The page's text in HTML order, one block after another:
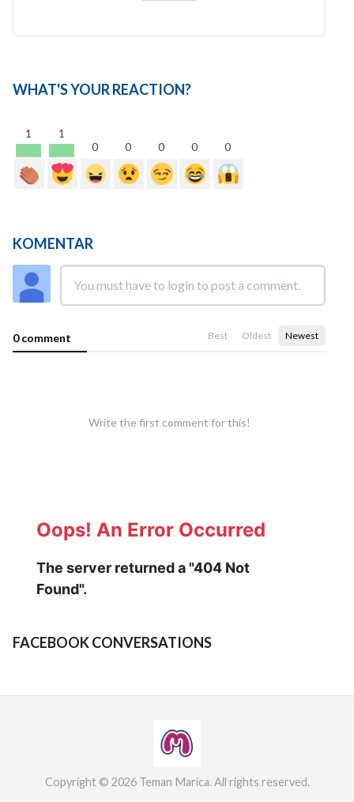
WHAT'S YOUR REACTION?
1
1
0
0 0 0 0
KOMENTAR
0 comment Best Oldest Newest
Write the first comment for this!
FACEBOOK CONVERSATIONS
Copyright © 2026 Teman Marica. All rights reserved.